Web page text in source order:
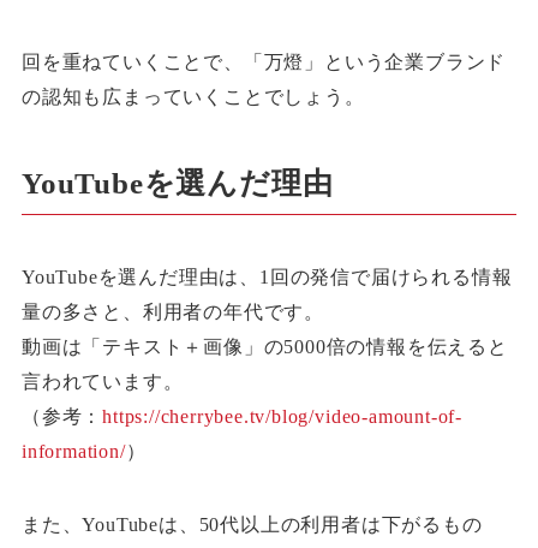
回を重ねていくことで、「万燈」という企業ブランド
の認知も広まっていくことでしょう。
YouTubeを選んだ理由
YouTubeを選んだ理由は、1回の発信で届けられる情報
量の多さと、利用者の年代です。
動画は「テキスト＋画像」の5000倍の情報を伝えると
言われています。
（参考：https://cherrybee.tv/blog/video-amount-of-
information/）
また、YouTubeは、50代以上の利用者は下がるもの